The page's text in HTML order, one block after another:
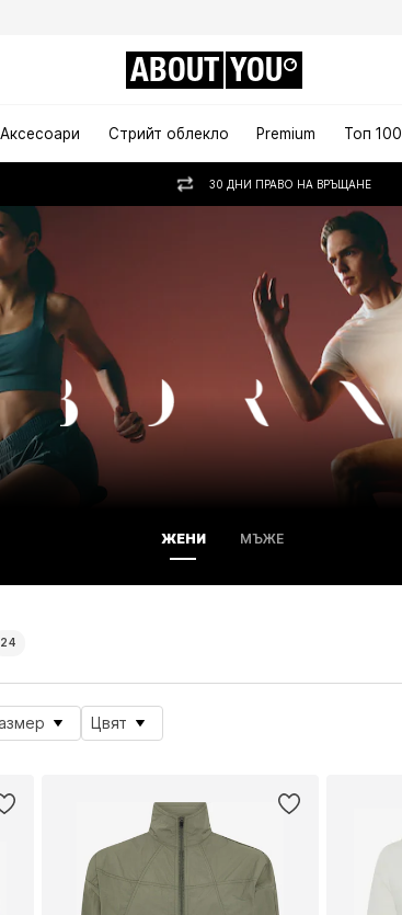
ABOUT YOU
Аксесоари Стрийт облекло Premium Топ 100
30 ДНИ ПРАВО НА ВРЪЩАНЕ
ЖЕНИ МЪЖЕ
24
Цвят